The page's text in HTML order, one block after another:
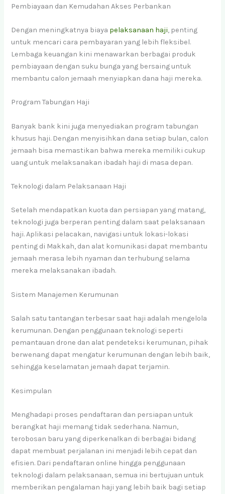
Pembiayaan dan Kemudahan Akses Perbankan
Dengan meningkatnya biaya pelaksanaan haji, penting
untuk mencari cara pembayaran yang lebih fleksibel.
Lembaga keuangan kini menawarkan berbagai produk
pembiayaan dengan suku bunga yang bersaing untuk
membantu calon jemaah menyiapkan dana haji mereka.
Program Tabungan Haji
Banyak bank kini juga menyediakan program tabungan
khusus haji. Dengan menyisihkan dana setiap bulan, calon
jemaah bisa memastikan bahwa mereka memiliki cukup
uang untuk melaksanakan ibadah haji di masa depan.
Teknologi dalam Pelaksanaan Haji
Setelah mendapatkan kuota dan persiapan yang matang,
teknologi juga berperan penting dalam saat pelaksanaan
haji. Aplikasi pelacakan, navigasi untuk lokasi-lokasi
penting di Makkah, dan alat komunikasi dapat membantu
jemaah merasa lebih nyaman dan terhubung selama
mereka melaksanakan ibadah.
Sistem Manajemen Kerumunan
Salah satu tantangan terbesar saat haji adalah mengelola
kerumunan. Dengan penggunaan teknologi seperti
pemantauan drone dan alat pendeteksi kerumunan, pihak
berwenang dapat mengatur kerumunan dengan lebih baik,
sehingga keselamatan jemaah dapat terjamin.
Kesimpulan
Menghadapi proses pendaftaran dan persiapan untuk
berangkat haji memang tidak sederhana. Namun,
terobosan baru yang diperkenalkan di berbagai bidang
dapat membuat perjalanan ini menjadi lebih cepat dan
efisien. Dari pendaftaran online hingga penggunaan
teknologi dalam pelaksanaan, semua ini bertujuan untuk
memberikan pengalaman haji yang lebih baik bagi setiap